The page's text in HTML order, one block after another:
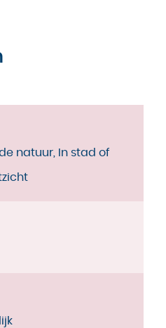
natuur, In stad of